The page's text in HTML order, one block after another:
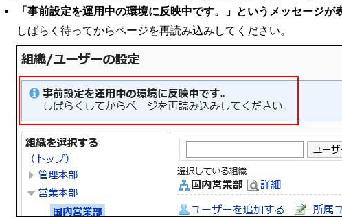
「事前設定を運用中の環境に反映中です。」というメッセージが
しばらく待ってからページを再読み込みしてください。